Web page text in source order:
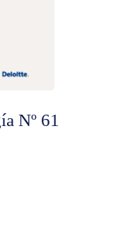
Nº 61